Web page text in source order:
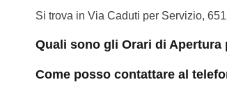
Si trova in Via Caduti per Servizio,
Quali sono gli Orari di Apertura
Come posso contattare al